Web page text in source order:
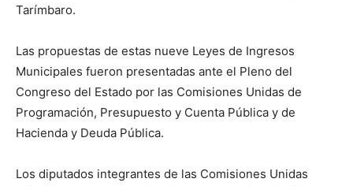
Tarímbaro.
Las propuestas de estas nueve Leyes de Ingresos
Municipales fueron presentadas ante el Pleno del
Congreso del Estado por las Comisiones Unidas de
Programación, Presupuesto y Cuenta Pública y de
Hacienda y Deuda Pública.
Los diputados integrantes de las Comisiones Unidas